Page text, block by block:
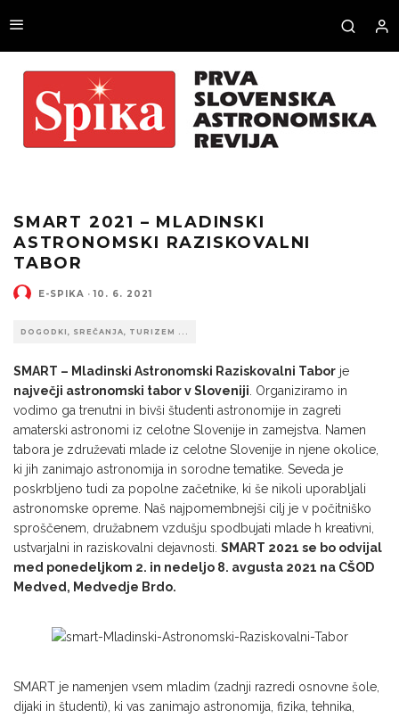
SMART 2021 – MLADINSKI
ASTRONOMSKI RAZISKOVALNI
TABOR
E-SPIKA · 10. 6. 2021
DOGODKI, SREČANJA, TURIZEM ...
SMART – Mladinski Astronomski Raziskovalni Tabor je
največji astronomski tabor v Sloveniji . Organiziramo in
vodimo ga trenutni in bivši študenti astronomije in zagreti
amaterski astronomi iz celotne Slovenije in zamejstva. Namen
tabora je združevati mlade iz celotne Slovenije in njene okolice,
ki jih zanimajo astronomija in sorodne tematike. Seveda je
poskrbljeno tudi za popolne začetnike, ki še nikoli uporabljali
astronomske opreme. Naš najpomembnejši cilj je v počitniško
sproščenem, družabnem vzdušju spodbujati mlade h kreativni,
ustvarjalni in raziskovalni dejavnosti. SMART 2021 se bo odvijal
med ponedeljkom 2. in nedeljo 8. avgusta 2021 na CŠOD
Medved, Medvedje Brdo.
SMART je namenjen vsem mladim (zadnji razredi osnovne šole,
dijaki in študenti), ki vas zanimajo astronomija, fizika, tehnika,